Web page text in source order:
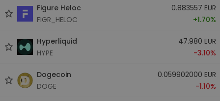
Figure Heloc
FIGR_HELOC
0.883557 EUR
+1.70%
Hyperliquid
HYPE
47.980 EUR
-3.10%
Dogecoin
DOGE
0.059902000 EUR
-1.10%